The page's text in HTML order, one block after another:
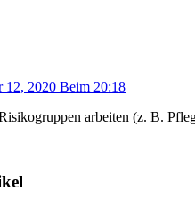
12, 2020 Beim 20:18
arbeiten (z. B.